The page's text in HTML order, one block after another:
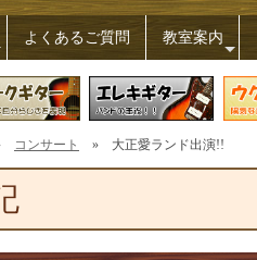
よくあるご質問 教室案内
コンサート » 大正愛ランド出演!!